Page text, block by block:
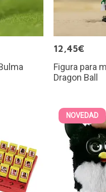
12,45€
Figura para
Dragon Ball
NOVEDAD